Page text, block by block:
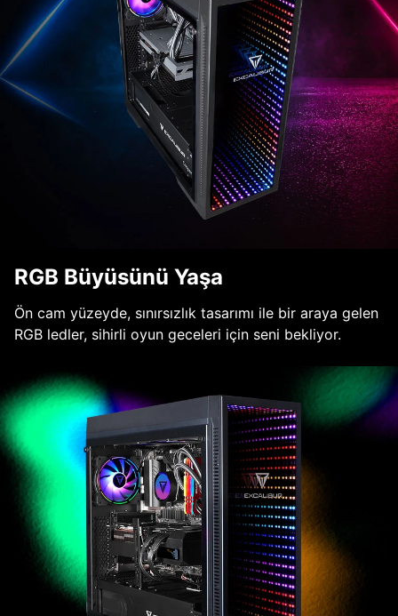
RGB Büyüsünü Yaşa
Ön cam yüzeyde, sınırsızlık tasarımı ile bir araya gelen
RGB ledler, sihirli oyun geceleri için seni bekliyor.